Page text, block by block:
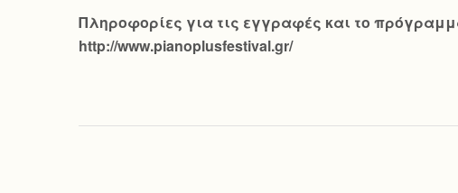
Πληροφορίες για τις εγγραφές και το
http://www.pianoplusfestival.gr/